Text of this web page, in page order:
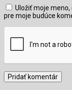
Uložiť moje
pre moje budúce